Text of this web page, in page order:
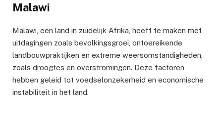
Malawi
Malawi, een land in zuidelijk Afrika, heeft te maken met
uitdagingen zoals bevolkingsgroei, ontoereikende
landbouwpraktijken en extreme weersomstandigheden,
zoals droogtes en overstromingen. Deze factoren
hebben geleid tot voedselonzekerheid en economische
instabiliteit in het land.